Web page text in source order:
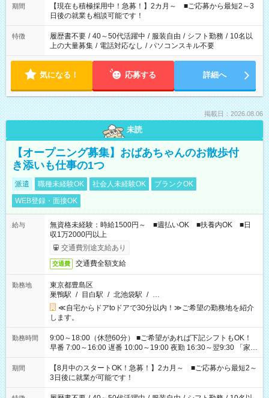
たくない」 など、ご希望を教えてくださいね。 ※Wワーク希望
の方へ 今ご覧のお仕事で希望する勤務時間と、もう1つのお仕事
の勤務時間。 合計で週40時間を超える場合は応募できません。
期間
【現在も積極採用中！急募！】2カ月～ ■ご応募から最短2～3
日後の就業も相談可能です！
特徴 履歴書不要 / 40～50代活躍中 / 服装自由 / シフト勤務 / 10名以
上の大量募集 / 電話対応なし / パソコンスキル不要
気になる！ 応募する 詳細へ
掲載日：2026.08.06
未読
【オープニング募集】おばあちゃんのお散歩付
き添いも仕事の1つ
派遣 職種未経験OK 社会人未経験OK
ブランクOK
WEB登録・面接OK
給与
無資格未経験：時給1500円～ ■週払いOK ■扶養内OK ■日
収1万2000円以上
交通費別途支給あり
交通費 交通費全額支給
勤務地
東京都豊島区
巣鴨駅 / 目白駅 / 北池袋駅 / …
≪自宅からドアtoドアで30分以内！≫ご希望の勤務地を紹介
します。
勤務時間
9:00～18:00（休憩60分） ■ご希望があれば下記シフトもOK！
早番 7:00～16:00 遅番 10:00～19:00 夜勤 16:30～翌9:30 「家族
と休みを合わせたい」 「余裕を持って夕飯の準備がしたい」
「できれば残業はしたくない」 など、ご希望を教えてください
ね。 ※Wワーク希望の方へ 今ご覧のお仕事で希望する勤務時間
と、もう1つのお仕事の勤務時間。 合計で週40時間を超える場
合は応募できません。
期間
【8月中のスタートOK！急募！】2カ月～ ■ご応募から最短2～
3日後に就業が可能です！